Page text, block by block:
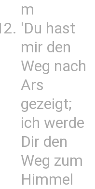
m
'Du hast
mir den
Weg nach
Ars
gezeigt;
ich werde
Dir den
Weg zum
Himmel